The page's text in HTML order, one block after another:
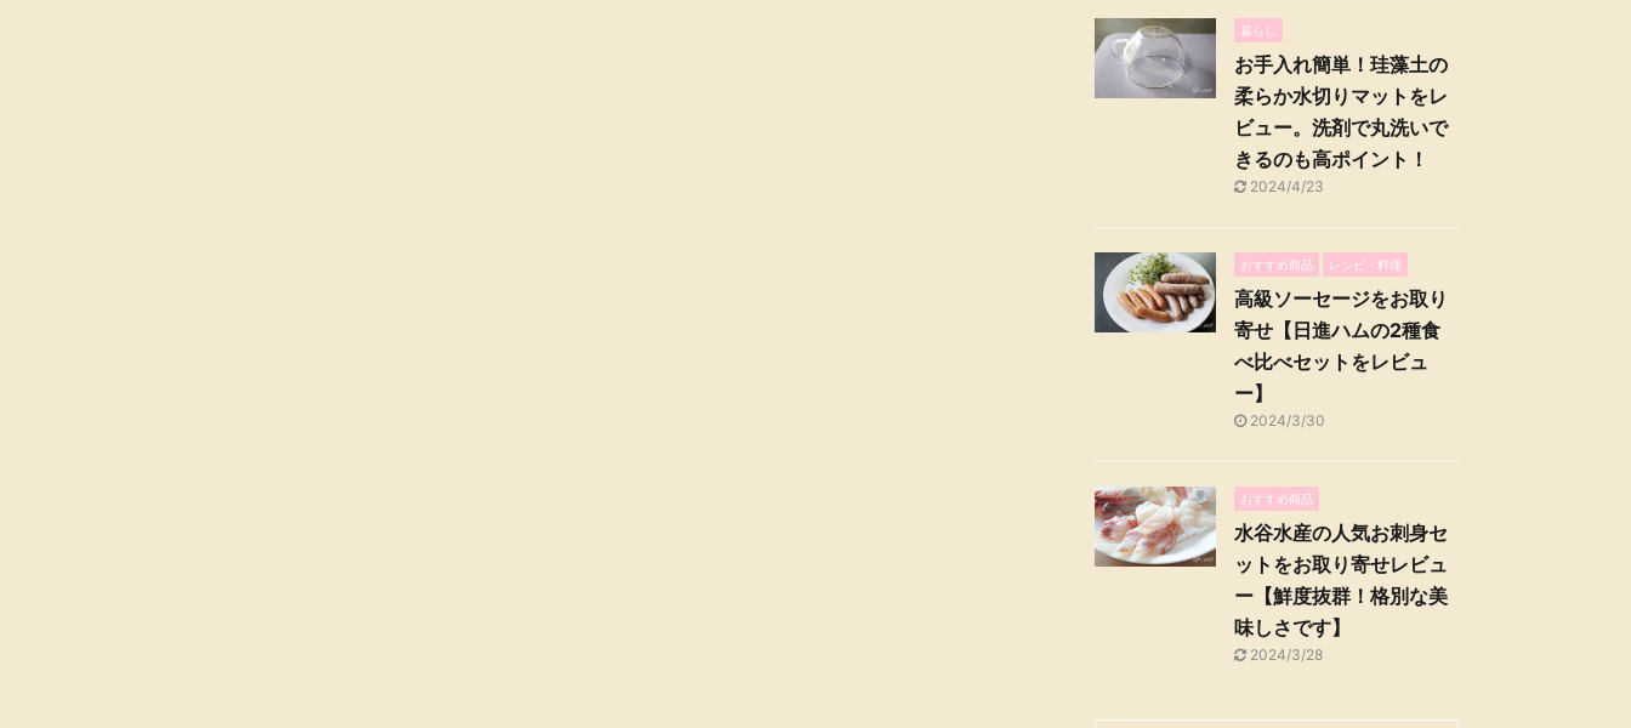
暮らし
お手入れ簡単！珪藻土の
柔らか水切りマットをレ
ビュー。洗剤で丸洗いで
きるのも高ポイント！
2024/4/23
おすすめ商品 レシピ・料理
高級ソーセージをお取り
寄せ【日進ハムの2種食
べ比べセットをレビュ
ー】
2024/3/30
おすすめ商品
水谷水産の人気お刺身セ
ットをお取り寄せレビュ
ー【鮮度抜群！格別な美
味しさです】
2024/3/28